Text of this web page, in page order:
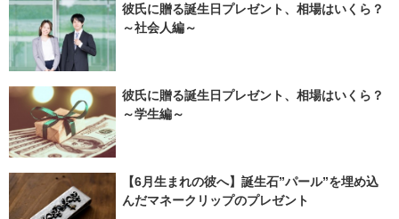
彼氏に贈る誕生日プレゼント、相場はいくら？
～社会人編～
彼氏に贈る誕生日プレゼント、相場はいくら？
～学生編～
【6月生まれの彼へ】誕生石”パール”を埋め込
んだマネークリップのプレゼント